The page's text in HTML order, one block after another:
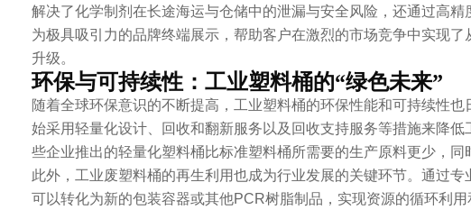
解决了化学制剂在长途海运与仓储中的泄漏与安全风险，还通过高
为极具吸引力的品牌终端展示，帮助客户在激烈的市场竞争中实现了
升级。
环保与可持续性：工业塑料桶的“绿色未来”
随着全球环保意识的不断提高，工业塑料桶的环保性能和可持续性也
始采用轻量化设计、回收和翻新服务以及回收支持服务等措施来降
些企业推出的轻量化塑料桶比标准塑料桶所需要的生产原料更少，同
此外，工业废塑料桶的再生利用也成为行业发展的关键环节。通过
可以转化为新的包装容器或其他PCR树脂制品，实现资源的循环利用